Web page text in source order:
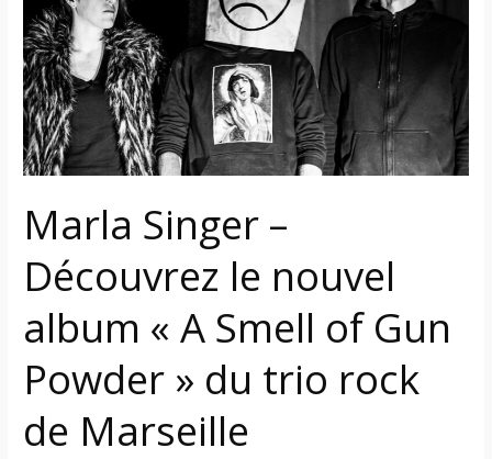
Marla Singer –
Découvrez le nouvel
album « A Smell of Gun
Powder » du trio rock
de Marseille
Découvrez
le
nouvel
album
« A
Smell
of
Powder »
trio
rock
de
Marseille